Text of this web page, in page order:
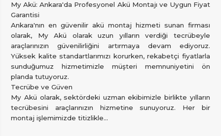
My Akü: Ankara'da Profesyonel Akü Montajı ve Uygun Fiyat
Garantisi
Ankara'nın en güvenilir akü montaj hizmeti sunan firması
olarak, My Akü olarak uzun yılların verdiği tecrübeyle
araçlarınızın güvenilirliğini artırmaya devam ediyoruz.
Yüksek kalite standartlarımızı korurken, rekabetçi fiyatlarla
sunduğumuz hizmetimizle müşteri memnuniyetini ön
planda tutuyoruz.
Tecrübe ve Güven
My Akü olarak, sektördeki uzman ekibimizle birlikte yılların
tecrübesini araçlarınızın hizmetine sunuyoruz. Her bir
montaj işlemimizde titizlikle...